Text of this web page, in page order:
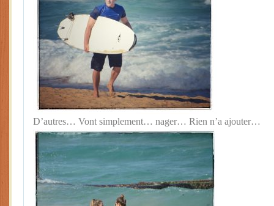
D’autres… Vont simplement… nager… Rien n’a ajouter…